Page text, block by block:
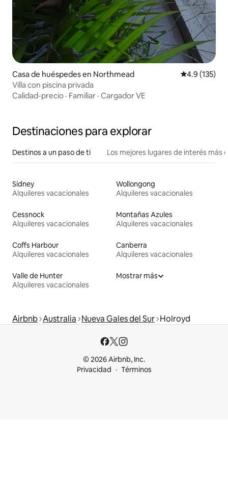
Casa de huéspedes en Northmead Calificación
4.9 (135)
Villa con piscina privada
Calidad-precio · Familiar · Cargador VE
Destinaciones para explorar
Destinos a un paso de ti Los mejores lugares de interés más
Sídney
Alquileres vacacionales
Wollongong
Alquileres vacacionales
Cessnock
Alquileres vacacionales
Montañas Azules
Alquileres vacacionales
Coffs Harbour
Alquileres vacacionales
Canberra
Alquileres vacacionales
Valle de Hunter
Alquileres vacacionales
Mostrar más
Airbnb Australia Nueva Gales del Sur Holroyd
© 2026 Airbnb, Inc.
Privacidad
Términos